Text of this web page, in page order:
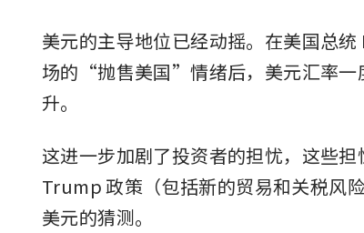
美元的主导地位已经动摇。在美国总
场的“抛售美国”情绪后，美元汇率一
升。
这进一步加剧了投资者的担忧，这些
Trump 政策（包括新的贸易和关税风
美元的猜测。